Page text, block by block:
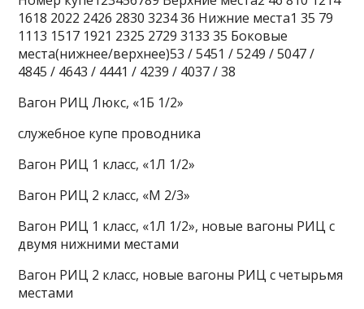
1618 2022 2426 2830 3234 36 Нижние места1 35 79
1113 1517 1921 2325 2729 3133 35 Боковые
места(нижнее/верхнее)53 / 5451 / 5249 / 5047 /
4845 / 4643 / 4441 / 4239 / 4037 / 38
Вагон РИЦ Люкс, «1Б 1/2»
служебное купе проводника
Вагон РИЦ 1 класс, «1Л 1/2»
Вагон РИЦ 2 класс, «М 2/3»
Вагон РИЦ 1 класс, «1Л 1/2», новые вагоны РИЦ с
двумя нижними местами
Вагон РИЦ 2 класс, новые вагоны РИЦ с четырьмя
местами